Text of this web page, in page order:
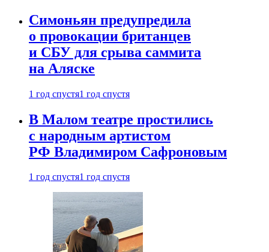
Симоньян предупредила
о провокации британцев
и СБУ для срыва саммита
на Аляске
1 год спустя1 год спустя
В Малом театре простились
с народным артистом
РФ Владимиром Сафроновым
1 год спустя1 год спустя